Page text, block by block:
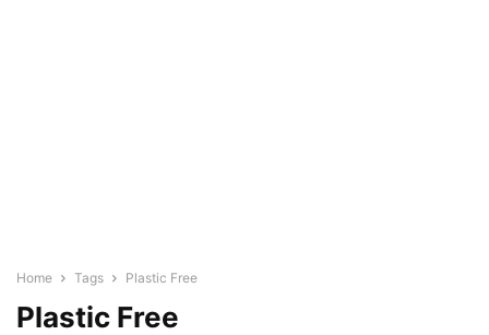
Home Tags Plastic Free
Plastic Free